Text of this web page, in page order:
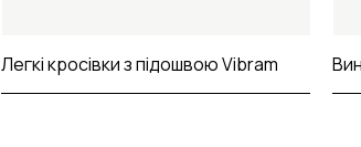
Легкі кросівки з підошвою Vibram